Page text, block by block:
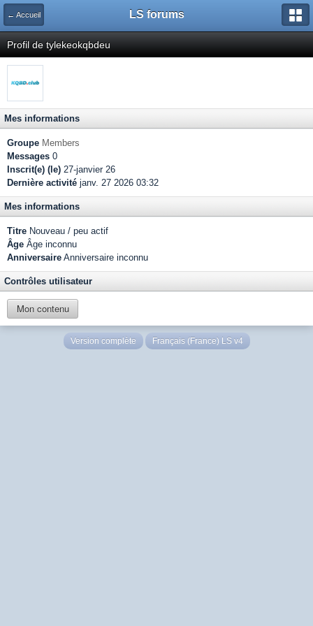
← Accueil LS forums
Profil de tylekeokqbdeu
Mes informations
Groupe Members
Messages 0
Inscrit(e) (le) 27-janvier 26
Dernière activité janv. 27 2026 03:32
Mes informations
Titre Nouveau / peu actif
Âge Âge inconnu
Anniversaire Anniversaire inconnu
Contrôles utilisateur
Mon contenu
Version complète Français (France) LS v4